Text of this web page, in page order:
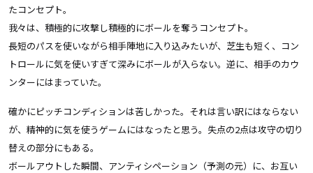
たコンセプト。
我々は、積極的に攻撃し積極的にボールを奪うコンセプト。
長短のパスを使いながら相手陣地に入り込みたいが、芝生も短く、コン
トロールに気を使いすぎて深みにボールが入らない。逆に、相手のカウ
ンターにはまっていた。
確かにピッチコンディションは苦しかった。それは言い訳にはならない
が、精神的に気を使うゲームにはなったと思う。失点の2点は攻守の切り
替えの部分にもある。
ボールアウトした瞬間、アンティシペーション（予測の元）に、お互い